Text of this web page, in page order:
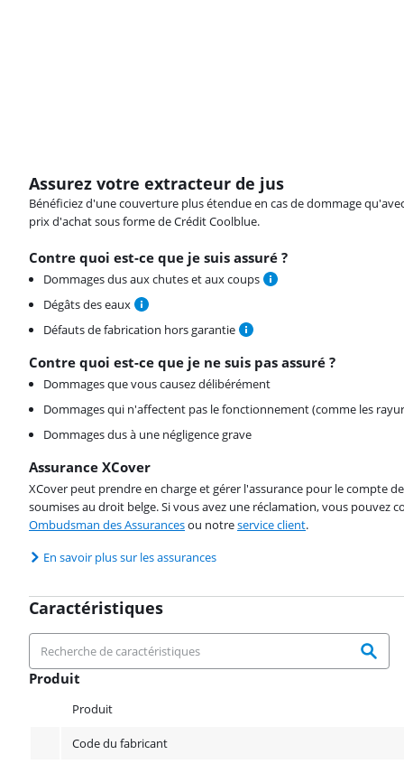
Assurez votre extracteur de jus
Bénéficiez d'une couverture plus étendue en cas de dommage
prix d'achat sous forme de Crédit Coolblue.
Contre quoi est-ce que je suis assuré ?
Dommages dus aux chutes et aux coups
Dégâts des eaux
Défauts de fabrication hors garantie
Contre quoi est-ce que je ne suis pas assuré ?
Dommages que vous causez délibérément
Dommages qui n'affectent pas le fonctionnement (comme les
Dommages dus à une négligence grave
Assurance XCover
XCover peut prendre en charge et gérer l'assurance pour le compte
soumises au droit belge. Si vous avez une réclamation, vous pouvez
Ombudsman des Assurancesou notreservice client.
En savoir plus sur les assurances
Caractéristiques
Produit
Produit
Code du fabricant